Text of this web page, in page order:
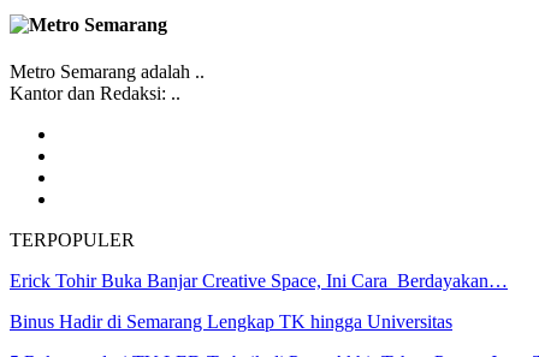
Metro Semarang adalah ..
Kantor dan Redaksi: ..
TERPOPULER
Erick Tohir Buka Banjar Creative Space, Ini Cara Berdayakan…
Binus Hadir di Semarang Lengkap TK hingga Universitas